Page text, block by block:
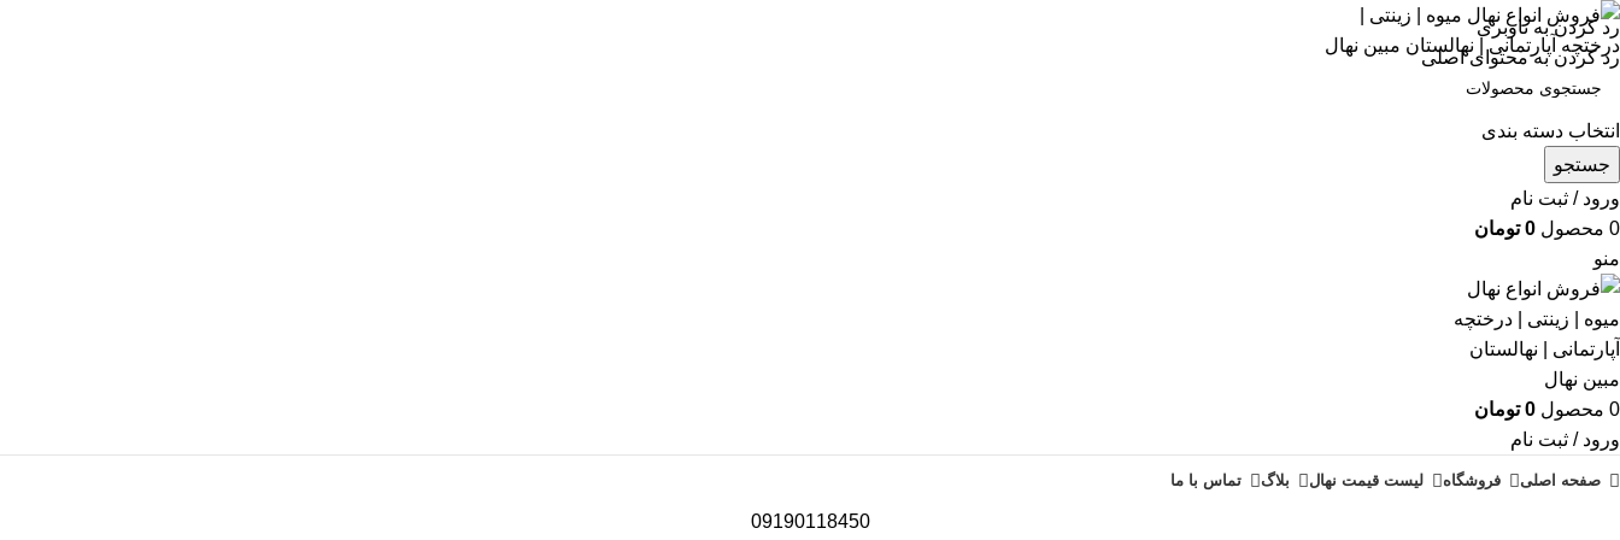
رد کردن به ناوبری
رد کردن به محتوای اصلی
انتخاب دسته بندی
جستجو
ورود / ثبت نام
0 محصول 0 تومان
منو
0 محصول 0 تومان
ورود / ثبت نام
صفحه اصلی فروشگاه لیست قیمت نهال بلاگ تماس با ما
09190118450